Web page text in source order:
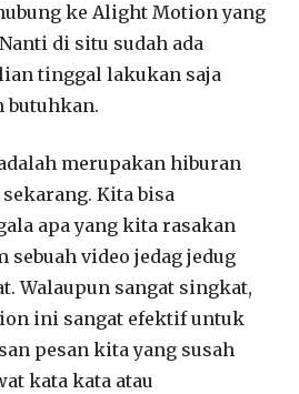
ke Alight Motion yang
di situ sudah ada
tinggal lakukan saja
butuhkan.
merupakan hiburan
Kita bisa
apa yang kita rasakan
video jedag jedug
Walaupun sangat singkat,
ini sangat efektif untuk
pesan kita yang susah
kata kata atau